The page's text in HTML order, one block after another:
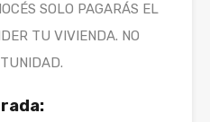
SOLO PAGARÁS EL
TU VIVIENDA. NO